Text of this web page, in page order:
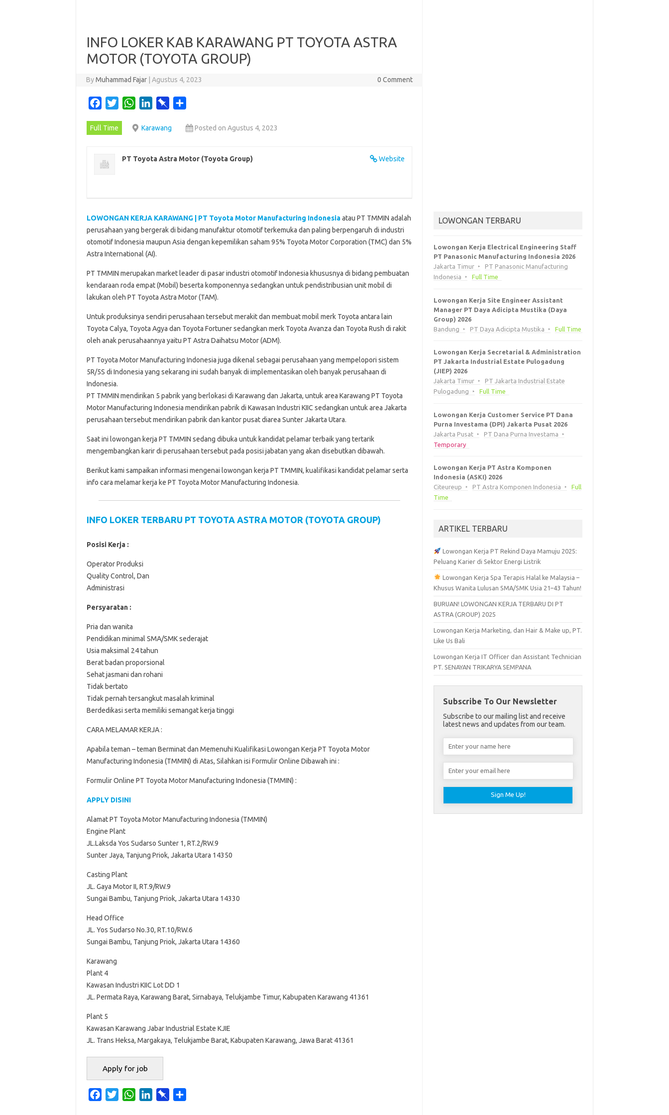
INFO LOKER KAB KARAWANG PT TOYOTA ASTRA
MOTOR (TOYOTA GROUP)
ByMuhammad Fajar Agustus 4, 2023 0 Comment
c
o
W
a
s
n
e
n
o
a
e
Full Time Karawang Posted on Agustus 4, 2023
Website
PT Toyota Astra Motor (Toyota Group)
LOWONGAN KERJA KARAWANG | PT Toyota Motor Manufacturing Indonesiaatau PT TMMIN adalah
perusahaan yang bergerak di bidang manufaktur otomotif terkemuka dan paling berpengaruh di industri
otomotif Indonesia maupun Asia dengan kepemilikan saham 95% Toyota Motor Corporation (TMC) dan 5%
Astra International (AI).
PT TMMIN merupakan market leader di pasar industri otomotif Indonesia khususnya di bidang pembuatan
kendaraan roda empat (Mobil) beserta komponennya sedangkan untuk pendistribusian unit mobil di
lakukan oleh PT Toyota Astra Motor (TAM).
Untuk produksinya sendiri perusahaan tersebut merakit dan membuat mobil merk Toyota antara lain
Toyota Calya, Toyota Agya dan Toyota Fortuner sedangkan merk Toyota Avanza dan Toyota Rush di rakit
oleh anak perusahaannya yaitu PT Astra Daihatsu Motor (ADM).
PT Toyota Motor Manufacturing Indonesia juga dikenal sebagai perusahaan yang mempelopori sistem
5R/5S di Indonesia yang sekarang ini sudah banyak di implementasikan oleh banyak perusahaan di
Indonesia.
PT TMMIN mendirikan 5 pabrik yang berlokasi di Karawang dan Jakarta, untuk area Karawang PT Toyota
Motor Manufacturing Indonesia mendirikan pabrik di Kawasan Industri KIIC sedangkan untuk area Jakarta
perusahaan tersebut mendirikan pabrik dan kantor pusat diarea Sunter Jakarta Utara.
Saat ini lowongan kerja PT TMMIN sedang dibuka untuk kandidat pelamar terbaik yang tertarik
mengembangkan karir di perusahaan tersebut pada posisi jabatan yang akan disebutkan dibawah.
Berikut kami sampaikan informasi mengenai lowongan kerja PT TMMIN, kualifikasi kandidat pelamar serta
info cara melamar kerja ke PT Toyota Motor Manufacturing Indonesia.
INFO LOKER TERBARU PT TOYOTA ASTRA MOTOR (TOYOTA GROUP)
Posisi Kerja :
Operator Produksi
Quality Control, Dan
Administrasi
Persyaratan :
Pria dan wanita
Pendidikan minimal SMA/SMK sederajat
Usia maksimal 24 tahun
Berat badan proporsional
Sehat jasmani dan rohani
Tidak bertato
Tidak pernah tersangkut masalah kriminal
Berdedikasi serta memiliki semangat kerja tinggi
CARA MELAMAR KERJA :
Apabila teman – teman Berminat dan Memenuhi Kualifikasi Lowongan Kerja PT Toyota Motor
Manufacturing Indonesia (TMMIN) di Atas, Silahkan isi Formulir Online Dibawah ini :
Formulir Online PT Toyota Motor Manufacturing Indonesia (TMMIN) :
APPLY DISINI
Alamat PT Toyota Motor Manufacturing Indonesia (TMMIN)
Engine Plant
JL.Laksda Yos Sudarso Sunter 1, RT.2/RW.9
Sunter Jaya, Tanjung Priok, Jakarta Utara 14350
Casting Plant
JL. Gaya Motor II, RT.9/RW.9
Sungai Bambu, Tanjung Priok, Jakarta Utara 14330
Head Office
JL. Yos Sudarso No.30, RT.10/RW.6
Sungai Bambu, Tanjung Priok, Jakarta Utara 14360
Karawang
Plant 4
Kawasan Industri KIIC Lot DD 1
JL. Permata Raya, Karawang Barat, Sirnabaya, Telukjambe Timur, Kabupaten Karawang 41361
Plant 5
Kawasan Karawang Jabar Industrial Estate KJIE
JL. Trans Heksa, Margakaya, Telukjambe Barat, Kabupaten Karawang, Jawa Barat 41361
W
LOWONGAN TERBARU
Lowongan Kerja Electrical Engineering Staff
PT Panasonic Manufacturing Indonesia 2026
Jakarta Timur
PT Panasonic Manufacturing
Indonesia
Full Time
Lowongan Kerja Site Engineer Assistant
Manager PT Daya Adicipta Mustika (Daya
Group) 2026
Bandung
PT Daya Adicipta Mustika Full Time
Lowongan Kerja Secretarial & Administration
PT Jakarta Industrial Estate Pulogadung
(JIEP) 2026
Jakarta Timur
PT Jakarta Industrial Estate
Pulogadung
Full Time
Lowongan Kerja Customer Service PT Dana
Purna Investama (DPI) Jakarta Pusat 2026
Jakarta Pusat
PT Dana Purna Investama
Temporary
Lowongan Kerja PT Astra Komponen
Indonesia (ASKI) 2026
Citeureup
PT Astra Komponen Indonesia
Full
Time
ARTIKEL TERBARU
Lowongan Kerja PT Rekind Daya Mamuju 2025:
Peluang Karier di Sektor Energi Listrik
Lowongan Kerja Spa Terapis Halal ke Malaysia –
Khusus Wanita Lulusan SMA/SMK Usia 21–43 Tahun!
BURUAN! LOWONGAN KERJA TERBARU DI PT
ASTRA (GROUP) 2025
Lowongan Kerja Marketing, dan Hair & Make up, PT.
Like Us Bali
Lowongan Kerja IT Officer dan Assistant Technician
PT. SENAYAN TRIKARYA SEMPANA
Subscribe To Our Newsletter
Subscribe to our mailing list and receive
latest news and updates from our team.